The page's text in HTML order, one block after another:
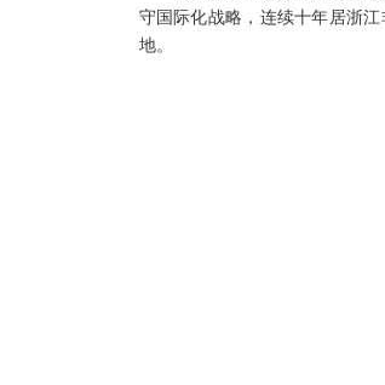
守国际化战略，连续十年居浙
地。